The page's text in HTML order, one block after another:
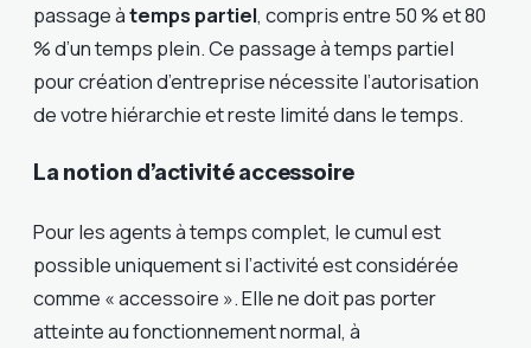
passage àtemps partiel, compris entre 50 % et 80
% d’un temps plein. Ce passage à temps partiel
pour création d’entreprise nécessite l’autorisation
de votre hiérarchie et reste limité dans le temps.
La notion d’activité accessoire
Pour les agents à temps complet, le cumul est
possible uniquement si l’activité est considérée
comme « accessoire ». Elle ne doit pas porter
atteinte au fonctionnement normal, à